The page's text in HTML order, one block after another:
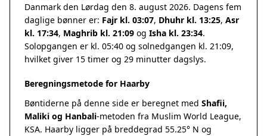
Danmark den Lørdag den 8. august 2026. Dagens fem
daglige bønner er: Fajr kl. 03:07, Dhuhr kl. 13:25, Asr
kl. 17:34, Maghrib kl. 21:09 og Isha kl. 23:34.
Solopgangen er kl. 05:40 og solnedgangen kl. 21:09,
hvilket giver 15 timer og 29 minutter dagslys.
Beregningsmetode for Haarby
Bøntiderne på denne side er beregnet med Shafii,
Maliki og Hanbali-metoden fra Muslim World League,
KSA. Haarby ligger på breddegrad 55.25° N og